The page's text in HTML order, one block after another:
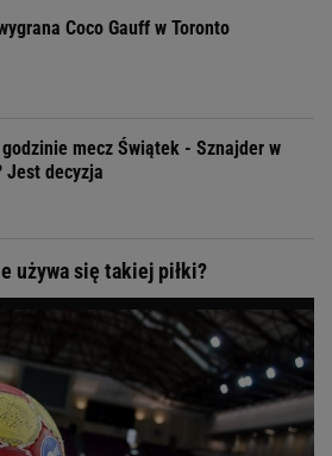
Coco Gauff w Toronto
mecz Świątek - Sznajder w
Jest decyzja
używa się takiej piłki?